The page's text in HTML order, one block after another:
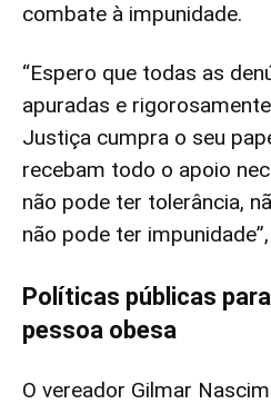
combate à impunidade.
“Espero que todas as
apuradas e
Justiça cumpra o seu
recebam todo o apoio
não pode ter tolerância,
não pode ter
Políticas públicas
pessoa obesa
O vereador Gilmar